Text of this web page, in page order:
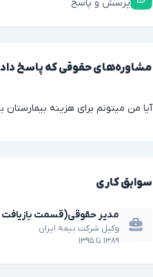
پرسش و پاسخ
مشاوره‌های حقوقی که پاسخ
آیا من میتونم برای هزینه
سوابق کاری
مدیر حقوقی(قسمت
وکیل شرکت بیمه ایران
۱۳۸۹ تا ۱۳۹۵